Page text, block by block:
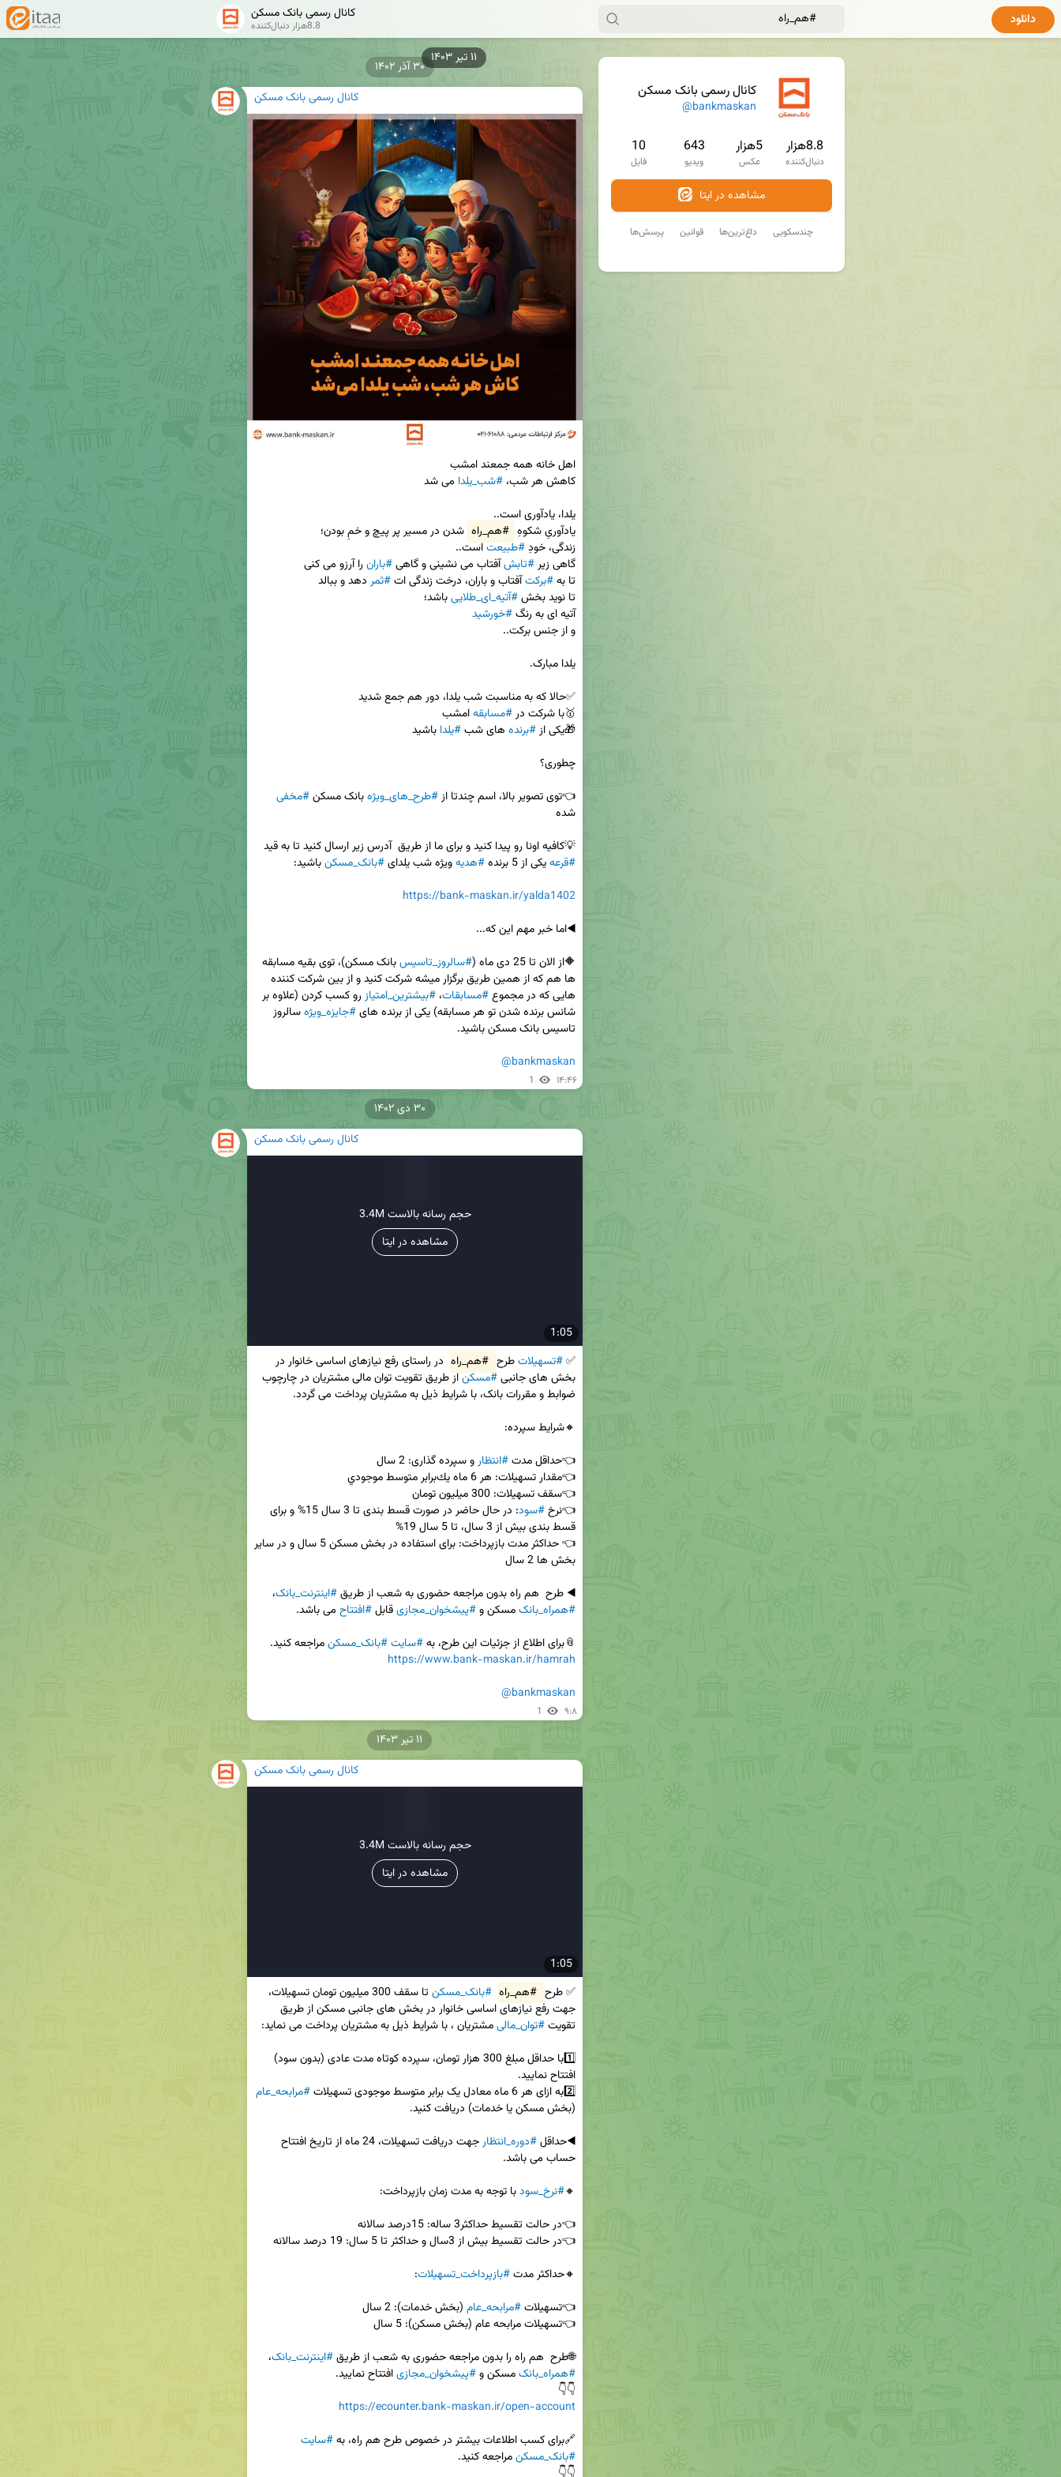
کانال رسمی بانک مسکن
@bankmaskan
8.8هزار
دنبال‌کننده
5هزار
عکس
643
ویدیو
10
فایل
مشاهده در ایتا
پرسش‌ها قوانین داغ‌ترین‌ها چندسکویی
کانال رسمی بانک مسکن
8.8هزار دنبال‌کننده دانلود
کانال رسمی بانک مسکن
کاهش هر شب، #شب_یلدا
یادآوریِ شکوهِ #هم_راه
زندگی، خودِ #طبیعت
گاهی زیر #تابش آفتاب می نشینی و گاهی #باران
تا به #برکت آفتاب و باران، درخت زندگی ات #ثمر
تا نوید بخش #آتیه_ای_طلایی
آتیه ای به رنگ #خورشید
🥇با شرکت در #مسابقه
🎁یکی از #برنده های شب #یلدا
👈توی تصویر بالا، اسم چندتا از #طرح_های_ویژه بانک مسکن #مخفی
💡کافیه اونا رو پیدا کنید و برای ما از طریق  آدرس زیر ارسال کنید تا به قید
#قرعه یکی از 5 برنده #هدیه ویژه شب یلدای #بانک_مسکن
https://bank-maskan.ir/yalda1402
🔶از الان تا 25 دی ماه (
#سالروز_تاسیس
هایی که در مجموع #مسابقات، #بیشترین_امتیاز
شانس برنده شدن تو هر مسابقه) یکی از برنده های #جایزه_ویژه
@bankmaskan
1 ۱۴:۴۶
۳۰ آذر ۱۴۰۲
کانال رسمی بانک مسکن
1:05
3.4M حجم رسانه بالاست
مشاهده در ایتا
✅ #تسهیلات طرح #هم_راه
بخش های جانبی #مسکن
👈حداقل مدت #انتظار
👈نرخ #سود
◀️ طرح  هم راه بدون مراجعه حضوری به شعب از طریق #اینترنت_بانک،
#همراه_بانک مسکن و #پیشخوان_مجازی قابل #افتتاح
📎برای اطلاع از جزئیات این طرح، به #سایت#بانک_مسکن مراجعه کنید.
https://www.bank-maskan.ir/hamrah
@bankmaskan
1 ۹:۸
۳۰ دی ۱۴۰۲
کانال رسمی بانک مسکن
1:05
3.4M حجم رسانه بالاست
مشاهده در ایتا
✅ طرح #هم_راه #بانک_مسکن
تقویت #توان_مالی
2️⃣به ازای هر 6 ماه معادل یک برابر متوسط موجودی تسهیلات
#مرابحه_عام
◀️حداقل #دوره_انتظار
🔸#نرخ_سود
🔸حداکثر مدت #بازپرداخت_تسهیلات
👈تسهیلات #مرابحه_عام
🌐طرح  هم راه را بدون مراجعه حضوری به شعب از طریق #اینترنت_بانک،
#همراه_بانک مسکن و #پیشخوان_مجازی
👇👇
https://ecounter.bank-maskan.ir/open-account
🔗برای کسب اطلاعات بیشتر در خصوص طرح هم راه، به #سایت
#بانک_مسکن
۱۱ تیر ۱۴۰۳